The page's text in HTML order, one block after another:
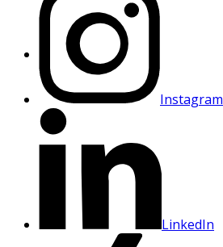
Instagram
LinkedIn